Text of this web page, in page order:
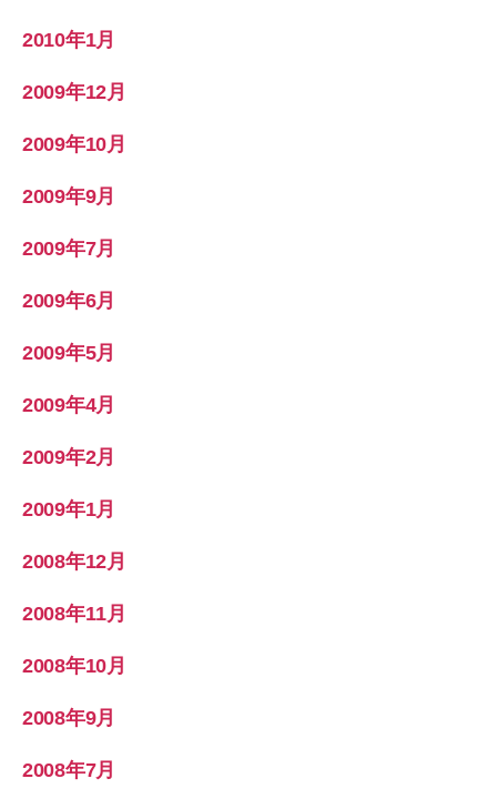
2010年1月
2009年12月
2009年10月
2009年9月
2009年7月
2009年6月
2009年5月
2009年4月
2009年2月
2009年1月
2008年12月
2008年11月
2008年10月
2008年9月
2008年7月